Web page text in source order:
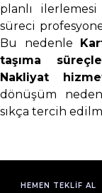
planlı
süreci
Bu nedenle
taşıma
Nakliyat
dönüşüm
sıkça tercih
HEMEN TEKLIF AL